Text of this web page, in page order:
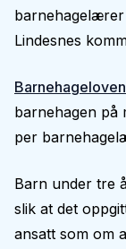
barnehagelærer
Lindesnes
Barnehageloven
barnehagen på
per
Barn under tre
slik at det
ansatt som om